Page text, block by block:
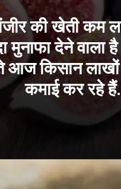
की खेती कम
मुनाफा देने वाला
आज किसान
कमाई कर रहे हैं.